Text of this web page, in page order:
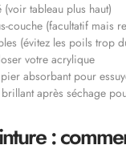
tableau plus haut)
couche (facultatif mais
(évitez les poils trop
votre acrylique
absorbant pour
après séchage
: